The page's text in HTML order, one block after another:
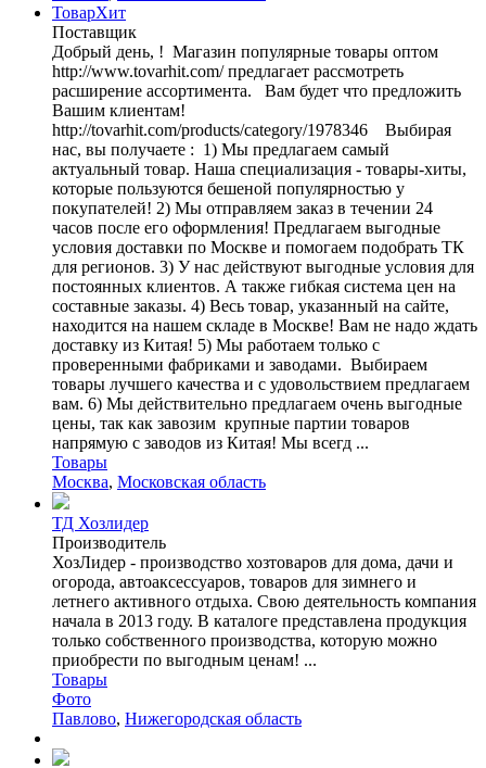
ТоварХит
Поставщик
Добрый день, ! Магазин популярные товары оптом
http://www.tovarhit.com/ предлагает рассмотреть
расширение ассортимента. Вам будет что предложить
Вашим клиентам!
http://tovarhit.com/products/category/1978346 Выбирая
нас, вы получаете : 1) Мы предлагаем самый
актуальный товар. Наша специализация - товары-хиты,
которые пользуются бешеной популярностью у
покупателей! 2) Мы отправляем заказ в течении 24
часов после его оформления! Предлагаем выгодные
условия доставки по Москве и помогаем подобрать ТК
для регионов. 3) У нас действуют выгодные условия для
постоянных клиентов. А также гибкая система цен на
составные заказы. 4) Весь товар, указанный на сайте,
находится на нашем складе в Москве! Вам не надо ждать
доставку из Китая! 5) Мы работаем только с
проверенными фабриками и заводами. Выбираем
товары лучшего качества и с удовольствием предлагаем
вам. 6) Мы действительно предлагаем очень выгодные
цены, так как завозим крупные партии товаров
напрямую с заводов из Китая! Мы всегд ...
Товары
Москва, Московская область
ТД Хозлидер
Производитель
ХозЛидер - производство хозтоваров для дома, дачи и
огорода, автоаксессуаров, товаров для зимнего и
летнего активного отдыха. Свою деятельность компания
начала в 2013 году. В каталоге представлена продукция
только собственного производства, которую можно
приобрести по выгодным ценам! ...
Товары
Фото
Павлово, Нижегородская область